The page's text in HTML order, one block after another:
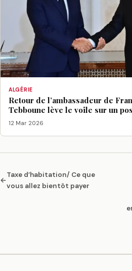
ALGÉRIE
Retour de l’ambassadeur de
Tebboune lève le voile sur un
12 Mar 2026
←
Taxe d’habitation/ Ce que
vous allez bientôt payer